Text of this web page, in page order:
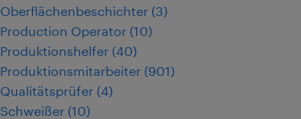
Oberflächenbeschichter (3)
Production Operator (10)
Produktionshelfer (40)
Produktionsmitarbeiter (901)
Qualitätsprüfer (4)
Schweißer (10)